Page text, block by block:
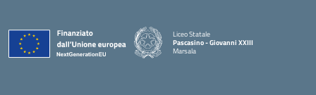
Liceo Statale
Pascasino - Giovanni XXIII
Marsala